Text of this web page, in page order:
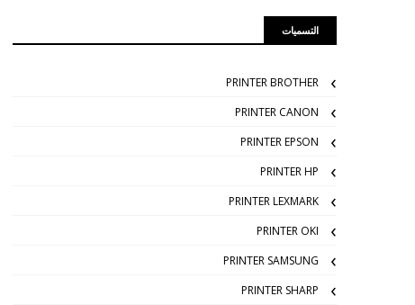
التسميات
PRINTER BROTHER
PRINTER CANON
PRINTER EPSON
PRINTER HP
PRINTER LEXMARK
PRINTER OKI
PRINTER SAMSUNG
PRINTER SHARP